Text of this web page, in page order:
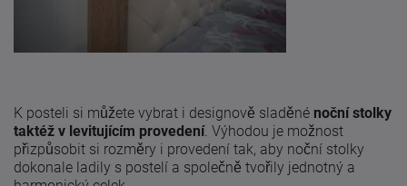
K posteli si můžete vybrat i designově sladěné noční stolky
taktéž v levitujícím provedení. Výhodou je možnost
přizpůsobit si rozměry i provedení tak, aby noční stolky
dokonale ladily s postelí a společně tvořily jednotný a